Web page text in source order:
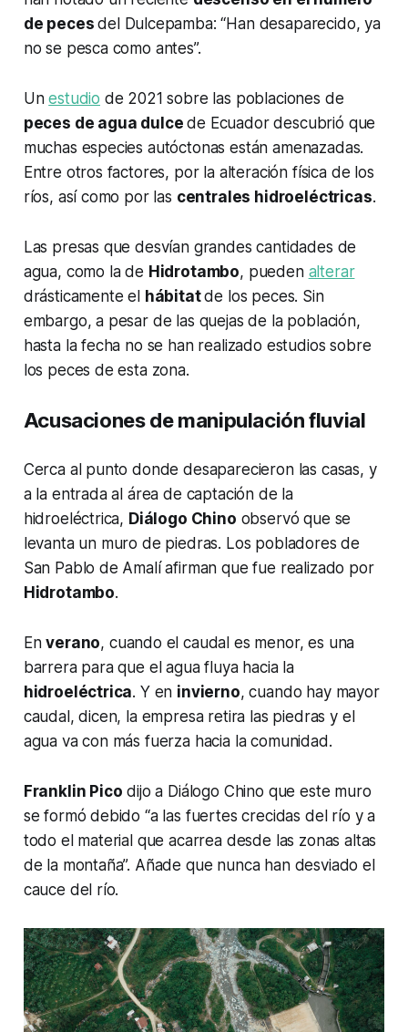
de pecesdel Dulcepamba: “Han desaparecido, ya
no se pesca como antes”.
Unestudio de 2021 sobre las poblaciones de
peces de agua dulcede Ecuador descubrió que
muchas especies autóctonas están amenazadas.
Entre otros factores, por la alteración física de los
ríos, así como por las centrales hidroeléctricas.
Las presas que desvían grandes cantidades de
agua, como la de Hidrotambo, pueden alterar
drásticamente el
hábitatde los peces. Sin
embargo, a pesar de las quejas de la población,
hasta la fecha no se han realizado estudios sobre
los peces de esta zona.
Acusaciones de manipulación fluvial
Cerca al punto donde desaparecieron las casas, y
a la entrada al área de captación de la
hidroeléctrica, Diálogo Chino observó que se
levanta un muro de piedras. Los pobladores de
San Pablo de Amalí afirman que fue realizado por
Hidrotambo.
Enverano, cuando el caudal es menor, es una
barrera para que el agua fluya hacia la
hidroeléctrica. Y en invierno, cuando hay mayor
caudal, dicen, la empresa retira las piedras y el
agua va con más fuerza hacia la comunidad.
Franklin Pico dijo a Diálogo Chino que este muro
se formó debido “a las fuertes crecidas del río y a
todo el material que acarrea desde las zonas altas
de la montaña”. Añade que nunca han desviado el
cauce del río.